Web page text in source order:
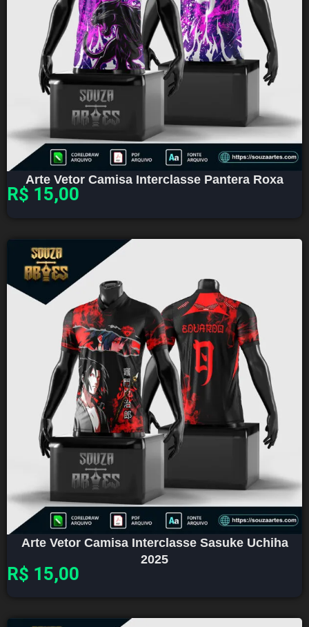
Arte Vetor Camisa Interclasse Pantera Roxa
R$ 15,00
Arte Vetor Camisa Interclasse Sasuke Uchiha
2025
R$ 15,00